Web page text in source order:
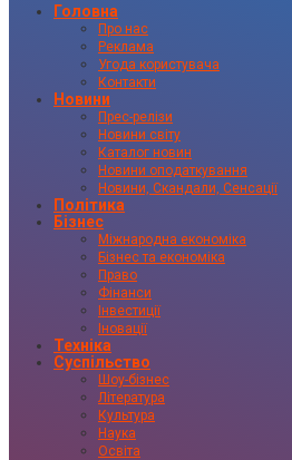
Головна
Про нас
Реклама
Угода користувача
Контакти
Новини
Прес-релізи
Новини світу
Каталог новин
Новини оподаткування
Новини, Скандали, Сенсації
Політика
Бізнес
Міжнародна економіка
Бізнес та економіка
Право
Фінанси
Інвестиції
Іновації
Техніка
Суспільство
Шоу-бізнес
Література
Культура
Наука
Освіта